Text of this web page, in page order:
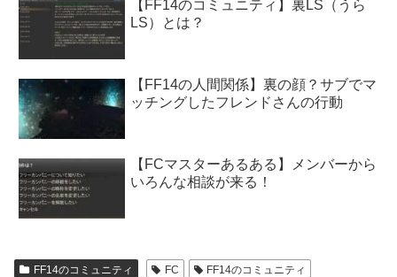
【FF14のコミュニティ】裏LS（うら
LS）とは？
【FF14の人間関係】裏の顔？サブでマ
ッチングしたフレンドさんの行動
【FCマスターあるある】メンバーから
いろんな相談が来る！
FF14のコミュニティ FC
FF14のコミュニティ